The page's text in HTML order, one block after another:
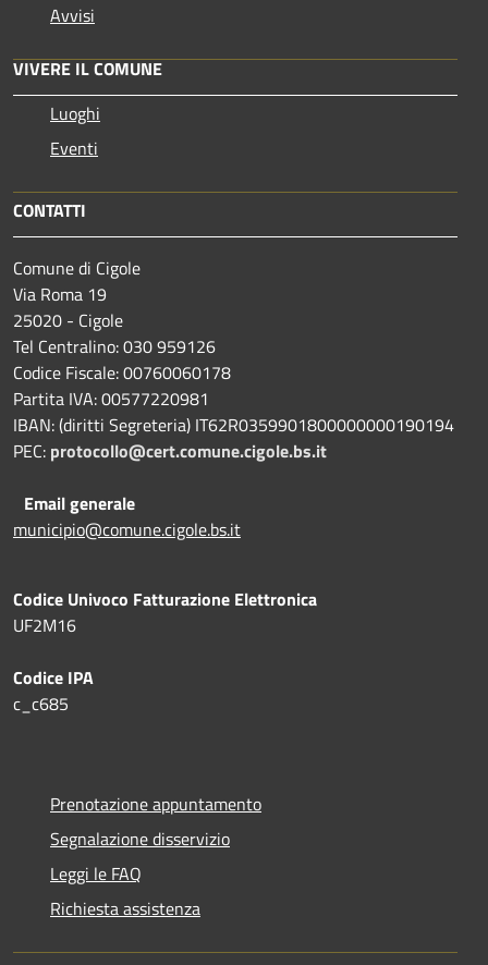
Avvisi
VIVERE IL COMUNE
Luoghi
Eventi
CONTATTI
Comune di Cigole
Via Roma 19
25020 - Cigole
Tel Centralino: 030 959126
Codice Fiscale: 00760060178
Partita IVA: 00577220981
IBAN: (diritti Segreteria) IT62R0359901800000000190194
PEC: protocollo@cert.comune.cigole.bs.it
Email generale
municipio@comune.cigole.bs.it
Codice Univoco Fatturazione Elettronica
UF2M16
Codice IPA
c_c685
Prenotazione appuntamento
Segnalazione disservizio
Leggi le FAQ
Richiesta assistenza